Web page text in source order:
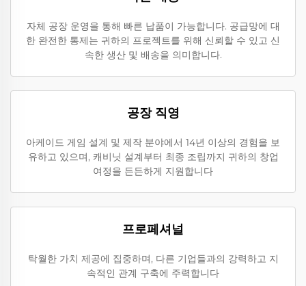
자체 공장 운영을 통해 빠른 납품이 가능합니다. 공급망에 대
한 완전한 통제는 귀하의 프로젝트를 위해 신뢰할 수 있고 신
속한 생산 및 배송을 의미합니다.
공장 직영
아케이드 게임 설계 및 제작 분야에서 14년 이상의 경험을 보
유하고 있으며, 캐비닛 설계부터 최종 조립까지 귀하의 창업
여정을 든든하게 지원합니다
프로페셔널
탁월한 가치 제공에 집중하며, 다른 기업들과의 강력하고 지
속적인 관계 구축에 주력합니다